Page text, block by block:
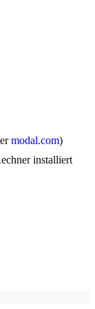
modal.com)
installiert